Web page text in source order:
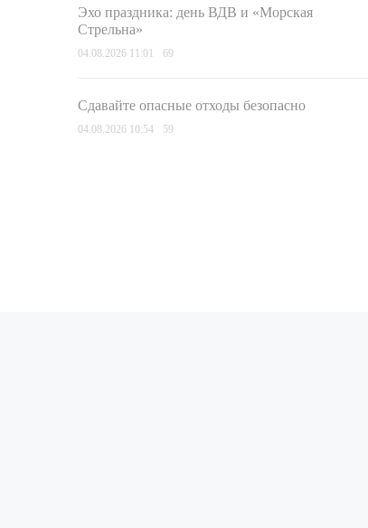
Эхо праздника: день ВДВ и «Морская
Стрельна»
04.08.2026 11:01 69
Сдавайте опасные отходы безопасно
04.08.2026 10:54 59